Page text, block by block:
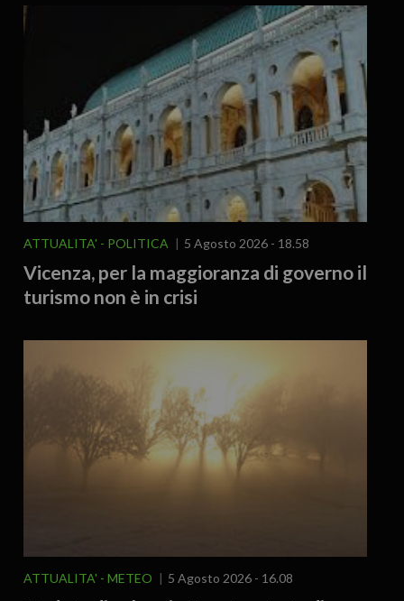
ATTUALITA' POLITICA 5 Agosto 2026 - 18.58
Vicenza, per la maggioranza di governo il
turismo non è in crisi
ATTUALITA' METEO 5 Agosto 2026 - 16.08